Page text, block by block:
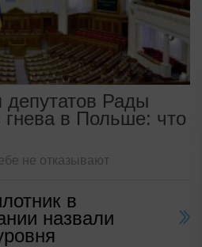
Рады
гнева в Польше: что
не отказывают
в
назвали